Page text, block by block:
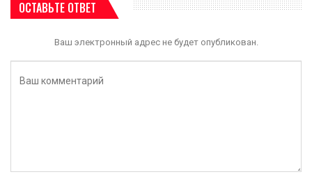
ОСТАВЬТЕ ОТВЕТ
Ваш электронный адрес не будет опубликован.